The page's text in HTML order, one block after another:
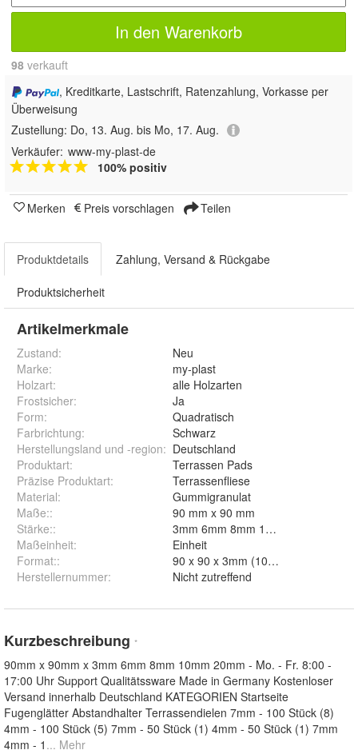
In den Warenkorb
98 verkauft
, Kreditkarte, Lastschrift, Ratenzahlung, Vorkasse per
Überweisung
Zustellung: Do, 13. Aug. bis Mo, 17. Aug.
Verkäufer: www-my-plast-de
100% positiv
Merken Preis vorschlagen Teilen
Produktdetails Zahlung, Versand & Rückgabe
Produktsicherheit
Artikelmerkmale
Zustand:
Neu
Marke:
my-plast
Holzart:
alle Holzarten
Frostsicher:
Ja
Form:
Quadratisch
Farbrichtung:
Schwarz
Herstellungsland und -region: Deutschland
Produktart:
Terrassen Pads
Präzise Produktart:
Terrassenfliese
Material:
Gummigranulat
Maße::
90 mm x 90 mm
Stärke::
3mm 6mm 8mm 10mm 20mm
Maßeinheit:
Einheit
Format::
90 x 90 x 3mm (100 Stück), 90 x
Herstellernummer: Nicht zutreffend
Kurzbeschreibung *
90mm x 90mm x 3mm 6mm 8mm 10mm 20mm - Mo. - Fr. 8:00 -
17:00 Uhr Support Qualitätssware Made in Germany Kostenloser
Versand innerhalb Deutschland KATEGORIEN Startseite
Fugenglätter Abstandhalter Terrassendielen 7mm - 100 Stück (8)
4mm - 100 Stück (5) 7mm - 50 Stück (1) 4mm - 50 Stück (1) 7mm
4mm - 1 ... Mehr